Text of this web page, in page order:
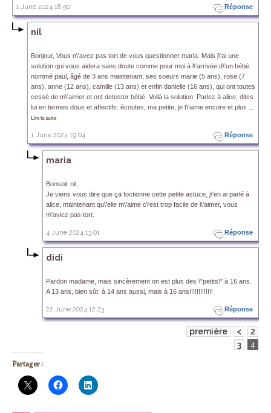
Réponse
1 June 2024 18.50
nil
Bonjour, Vous n\'avez pas tort de vous questionner maria. Mais j\'ai une
solution qui vous aidera sans doute comme pour moi à l\'arrivée d\'un bébé
nommé paul, âgé de 3 ans maintenant; ses soeurs marie (5 ans), rose (7
ans), anne (12 ans), camille (13 ans) et enfin danielle (16 ans), qui ont toutes
cessé de m\'aimer et ont detester bébé. Voilà la solution: Parlez à alice, dites
lui en termes doux et affectifs: écoutes, ma petite, je t\'aime encore et plus …
Lire la suite
Réponse
1 June 2024 19.04
maria
Bonsoir nil,
Je viens vous dire que ça foctionne cette petite astuce, j\'en ai parlé à
alice, maintenant qu\'elle m\'aime c\'est trop facile de l\'aimer, vous
n\'aviez pas tort.
Réponse
4 June 2024 13.01
didi
Pardon madame, mais sincèrement on est plus des \"petits\" à 16 ans.
A 13 ans, bien sûr, à 14 ans aussi, mais à 16 ans!!!!!!!!!!!!!
Réponse
22 June 2024 12.23
première <
2
3
4
Partager :